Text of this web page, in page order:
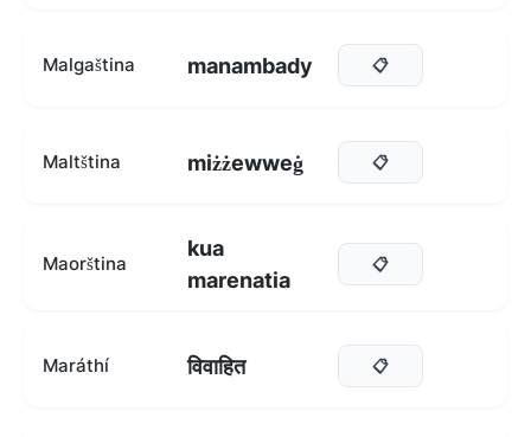
Malgaština manambady 📋
Maltština miżżewweġ 📋
Maorština
kua
marenatia
📋
Maráthí विवाहित 📋